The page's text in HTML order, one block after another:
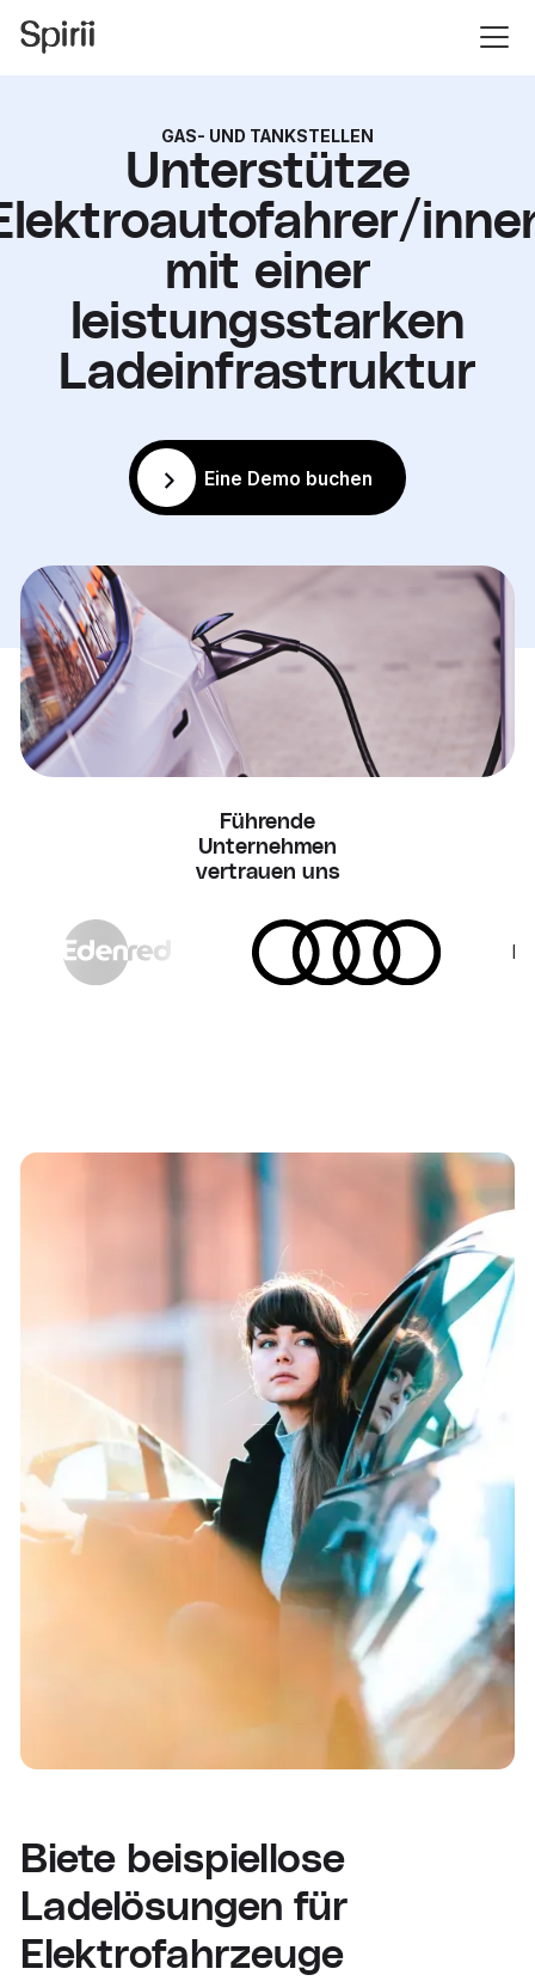
GAS- UND TANKSTELLEN
Unterstütze
mit einer
leistungsstarken
Ladeinfrastruktur
Eine Demo buchen
Führende
Unternehmen
vertrauen uns
Biete beispiellose
Ladelösungen für
Elektrofahrzeuge